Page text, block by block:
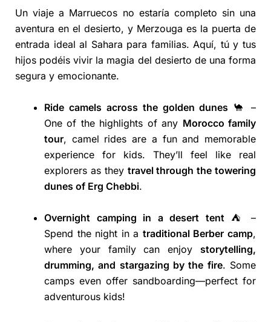
Un viaje a Marruecos no estaría completo sin una
aventura en el desierto, y Merzouga es la puerta de
entrada ideal al Sahara para familias. Aquí, tú y tus
hijos podéis vivir la magia del desierto de una forma
segura y emocionante.
Ride camels across the golden dunes 🐪 –
One of the highlights of any Morocco family
tour, camel rides are a fun and memorable
experience for kids. They’ll feel like real
explorers as they travel through the towering
dunes of Erg Chebbi.
Overnight camping in a desert tent⛺ –
Spend the night in a traditional Berber camp,
where your family can enjoy storytelling,
drumming, and stargazing by the fire. Some
camps even offer sandboarding—perfect for
adventurous kids!